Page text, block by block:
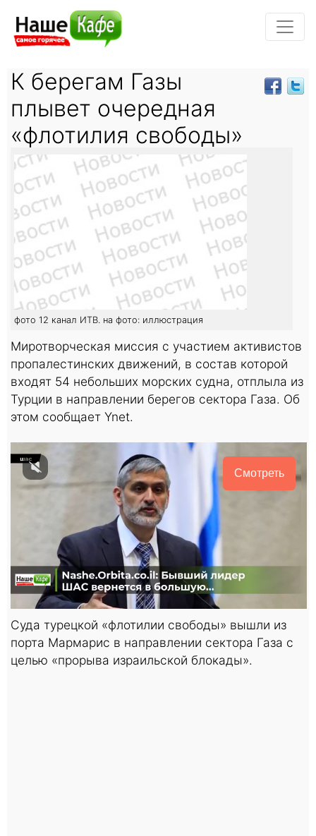
К берегам Газы
плывет очередная
«флотилия свободы»
фото 12 канал ИТВ. на фото: иллюстрация
Миротворческая миссия с участием активистов
пропалестинских движений, в состав которой
входят 54 небольших морских судна, отплыла из
Турции в направлении берегов сектора Газа. Об
этом сообщает Ynet.
Смотреть
Суда турецкой «флотилии свободы» вышли из
порта Мармарис в направлении сектора Газа с
целью «прорыва израильской блокады».